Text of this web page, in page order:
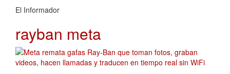
El Informador
rayban meta